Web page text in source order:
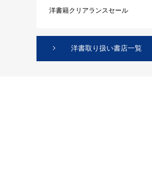
洋書籍クリアランスセール
洋書取り扱い書店一覧